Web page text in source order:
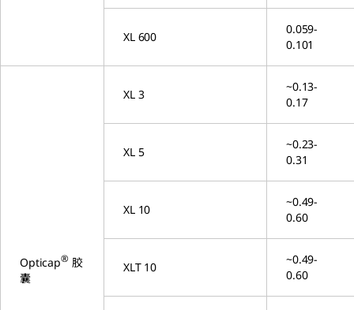
XL 600
0.059-
0.101
Opticap® 胶
囊
XL 3
~0.13-
0.17
XL 5
~0.23-
0.31
XL 10
~0.49-
0.60
XLT 10
~0.49-
0.60